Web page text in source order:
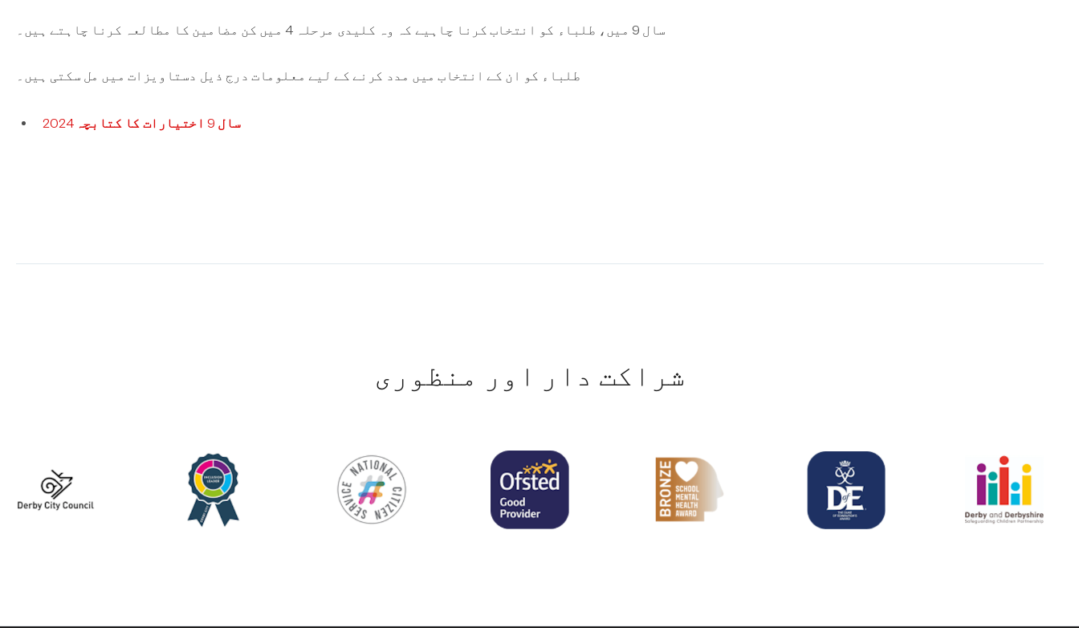
سال 9 میں، طلباء کو انتخاب کرنا چاہیے کہ وہ کلیدی مرحلہ 4 میں کن مضامین کا مطالعہ کرنا چاہتے ہیں۔
طلباء کو ان کے انتخاب میں مدد کرنے کے لیے معلومات درج ذیل دستاویزات میں مل سکتی ہیں۔
سال 9 اختیارات کا کتابچہ 2024
شراکت دار اور منظوری